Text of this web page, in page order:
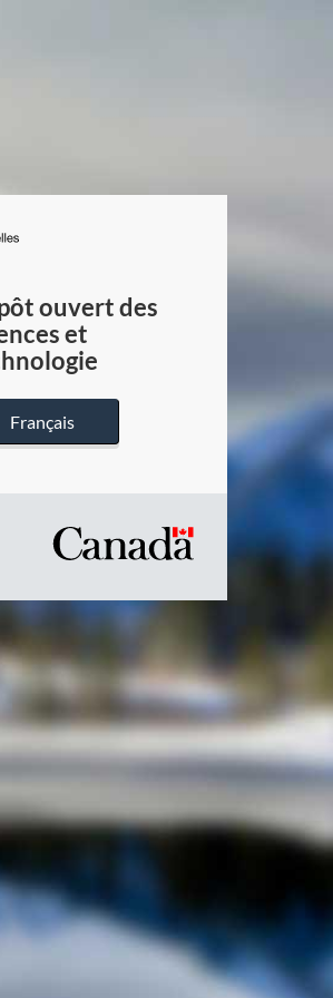
du
Canada
ouvert des
et
Français
/
gouvernement
du
Canada